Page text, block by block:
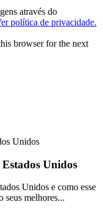
através do
política de privacidade.
browser for the next
Unidos
Unidos e como esse
seus melhores...